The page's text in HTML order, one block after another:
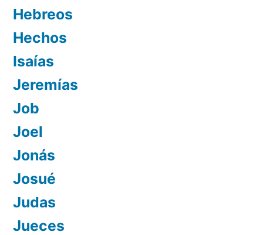
Hebreos
Hechos
Isaías
Jeremías
Job
Joel
Jonás
Josué
Judas
Jueces